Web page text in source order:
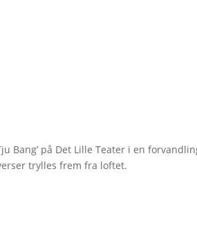
Bang’ på Det Lille Teater i en
trylles frem fra loftet.